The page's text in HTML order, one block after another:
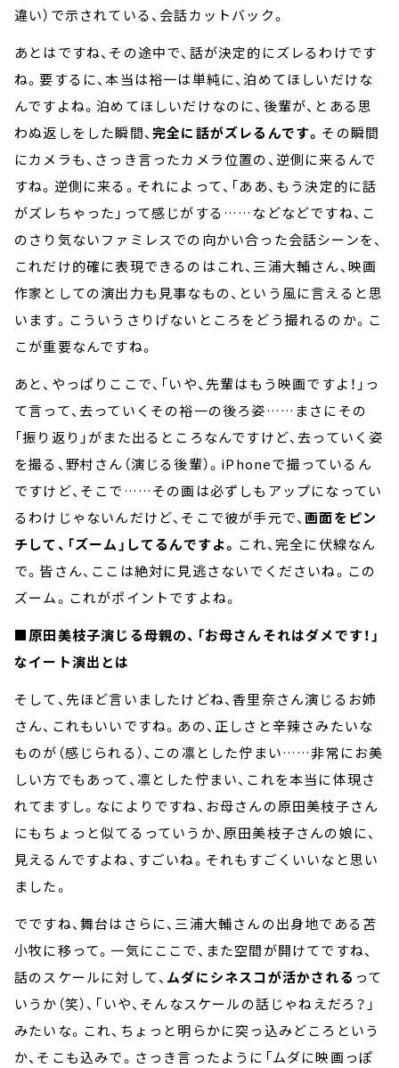
違い）で示されている、会話カットバック。
あとはですね、その途中で、話が決定的にズレるわけです
ね。要するに、本当は裕一は単純に、泊めてほしいだけな
んですよね。泊めてほしいだけなのに、後輩が、とある思
わぬ返しをした瞬間、完全に話がズレるんです。 その瞬間
にカメラも、さっき言ったカメラ位置の、逆側に来るんで
すね。逆側に来る。それによって、「ああ、もう決定的に話
がズレちゃった」って感じがする……などなどですね、こ
のさり気ないファミレスでの向かい合った会話シーンを、
これだけ的確に表現できるのはこれ、三浦大輔さん、映画
作家としての演出力も見事なもの、という風に言えると思
います。こういうさりげないところをどう撮れるのか。こ
こが重要なんですね。
あと、やっぱりここで、「いや、先輩はもう映画ですよ！」っ
て言って、去っていくその裕一の後ろ姿……まさにその
「振り返り」がまた出るところなんですけど、去っていく姿
を撮る、野村さん（演じる後輩）。iPhoneで撮っているん
ですけど、そこで……その画は必ずしもアップになってい
るわけじゃないんだけど、そこで彼が手元で、画面をピン
チして、「ズーム」してるんですよ。 これ、完全に伏線なん
で。皆さん、ここは絶対に見逃さないでくださいね。この
ズーム。これがポイントですよね。
■原田美枝子演じる母親の、「お母さんそれはダメです！」
なイート演出とは
そして、先ほど言いましたけどね、香里奈さん演じるお姉
さん、これもいいですね。あの、正しさと辛辣さみたいな
ものが（感じられる）、この凛とした佇まい……非常にお美
しい方でもあって、凛とした佇まい、これを本当に体現さ
れてますし。なによりですね、お母さんの原田美枝子さん
にもちょっと似てるっていうか、原田美枝子さんの娘に、
見えるんですよね、すごいね。それもすごくいいなと思い
ました。
でですね、舞台はさらに、三浦大輔さんの出身地である苫
小牧に移って。一気にここで、また空間が開けてですね、
話のスケールに対して、 ムダにシネスコが活かされる って
いうか（笑）、「いや、そんなスケールの話じゃねえだろ？」
みたいな。これ、ちょっと明らかに突っ込みどころという
か、そこも込みで。さっき言ったように「ムダに映画っぽ